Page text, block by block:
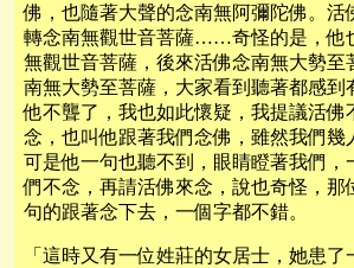
佛，也隨著大聲的念南無阿彌陀佛。活
轉念南無觀世音菩薩……奇怪的是，他
無觀世音菩薩，後來活佛念南無大勢至
南無大勢至菩薩，大家看到聽著都感到
他不聾了，我也如此懷疑，我提議活佛
念，也叫他跟著我們念佛，雖然我們幾
可是他一句也聽不到，眼睛瞪著我們，
們不念，再請活佛來念，說也奇怪，那
句的跟著念下去，一個字都不錯。
「這時又有一位姓莊的女居士，她患了